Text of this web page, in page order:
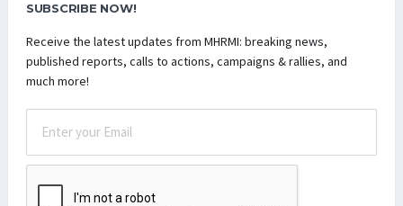
SUBSCRIBE NOW!
Receive the latest updates from MHRMI: breaking news,
published reports, calls to actions, campaigns & rallies, and
much more!